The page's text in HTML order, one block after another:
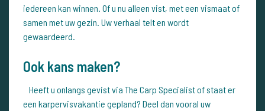
iedereen kan winnen. Of u nu alleen vist, met een vismaat of
samen met uw gezin. Uw verhaal telt en wordt
gewaardeerd.
Ook kans maken?
Heeft u onlangs gevist via The Carp Specialist of staat er
een karpervisvakantie gepland? Deel dan vooral uw